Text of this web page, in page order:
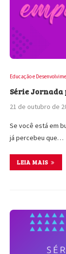
Educação e
Série Jornada
21 de outubro de
Se você está em
já percebeu que…
LEIA MAIS